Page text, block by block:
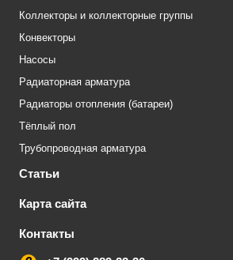
Коллекторы и коллекторные группы
Конвекторы
Насосы
Радиаторная арматура
Радиаторы отопления (батареи)
Тёплый пол
Трубопроводная арматура
Статьи
Карта сайта
Контакты